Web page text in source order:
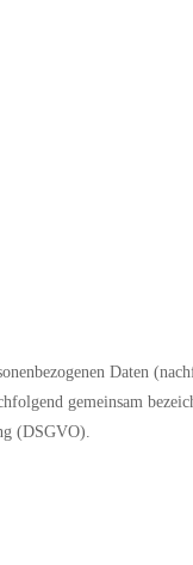
Daten
gemeinsam
(DSGVO).